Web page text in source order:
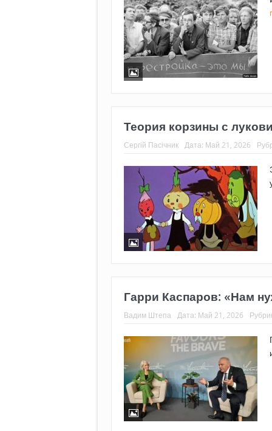
Теория корзины с
Сергій Пасічник Дата: Май 21, 2026
Гарри Каспаров: «Нам
Вадим Штепа Дата: Май 21, 2026